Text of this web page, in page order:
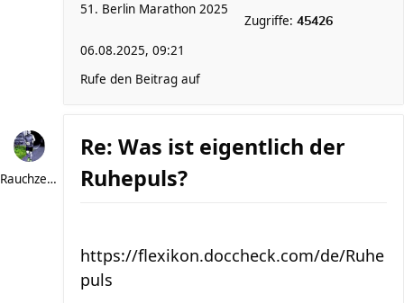
51. Berlin Marathon 2025
Zugriffe: 45426
06.08.2025, 09:21
Rufe den Beitrag auf
Rauchzeichen
Re: Was ist eigentlich der
Ruhepuls?
https://flexikon.doccheck.com/de/Ruhe
puls